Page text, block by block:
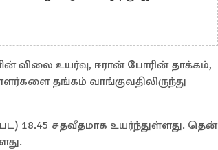
விலை உயர்வு, ஈரான் போரின் தாக்கம்,
தங்கம் வாங்குவதிலிருந்து
18.45 சதவீதமாக உயர்ந்துள்ளது. தென்